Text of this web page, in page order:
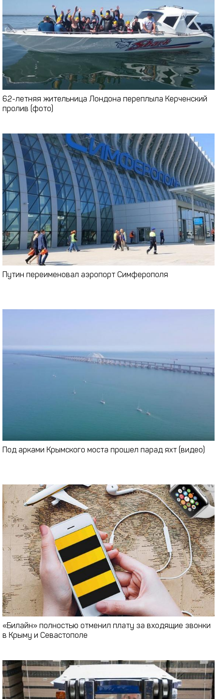
62-летняя жительница Лондона переплыла Керченский
пролив (фото)
Путин переименовал аэропорт Симферополя
Под арками Крымского моста прошел парад яхт (видео)
«Билайн» полностью отменил плату за входящие звонки
в Крыму и Севастополе